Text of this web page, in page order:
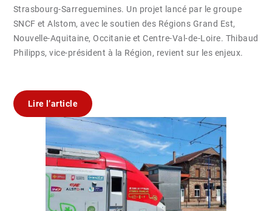
Strasbourg-Sarreguemines. Un projet lancé par le groupe
SNCF et Alstom, avec le soutien des Régions Grand Est,
Nouvelle-Aquitaine, Occitanie et Centre-Val-de-Loire. Thibaud
Philipps, vice-président à la Région, revient sur les enjeux.
Lire l’article